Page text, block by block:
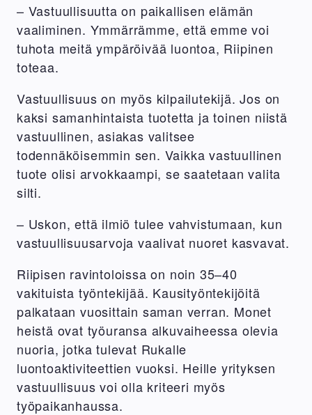
– Vastuullisuutta on paikallisen elämän
vaaliminen. Ymmärrämme, että emme voi
tuhota meitä ympäröivää luontoa, Riipinen
toteaa.
Vastuullisuus on myös kilpailutekijä. Jos on
kaksi samanhintaista tuotetta ja toinen niistä
vastuullinen, asiakas valitsee
todennäköisemmin sen. Vaikka vastuullinen
tuote olisi arvokkaampi, se saatetaan valita
silti.
– Uskon, että ilmiö tulee vahvistumaan, kun
vastuullisuusarvoja vaalivat nuoret kasvavat.
Riipisen ravintoloissa on noin 35–40
vakituista työntekijää. Kausityöntekijöitä
palkataan vuosittain saman verran. Monet
heistä ovat työuransa alkuvaiheessa olevia
nuoria, jotka tulevat Rukalle
luontoaktiviteettien vuoksi. Heille yrityksen
vastuullisuus voi olla kriteeri myös
työpaikanhaussa.